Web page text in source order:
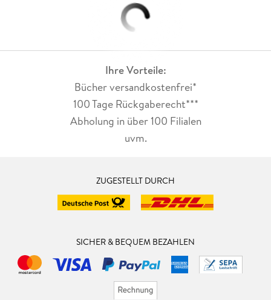
Ihre Vorteile:
Bücher versandkostenfrei*
100 Tage Rückgaberecht***
Abholung in über 100 Filialen
uvm.
ZUGESTELLT DURCH
SICHER & BEQUEM BEZAHLEN